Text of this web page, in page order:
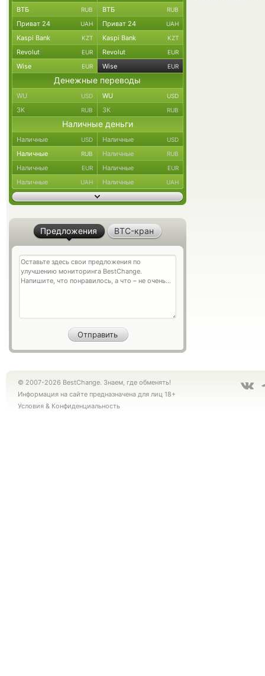
ВТБ RUB ВТБ RUB
Приват 24 UAH Приват 24 UAH
Kaspi Bank KZT Kaspi Bank KZT
Revolut EUR Revolut EUR
Wise EUR Wise EUR
Денежные переводы
WU USD WU USD
ЗК RUB ЗК RUB
Наличные деньги
Наличные USD Наличные USD
Наличные RUB Наличные RUB
Наличные EUR Наличные EUR
Наличные UAH Наличные UAH
Предложения BTC-кран
© 2007-2026 BestChange. Знаем, где обменять!
Информация на сайте предназначена для лиц 18+
Условия & Конфиденциальность